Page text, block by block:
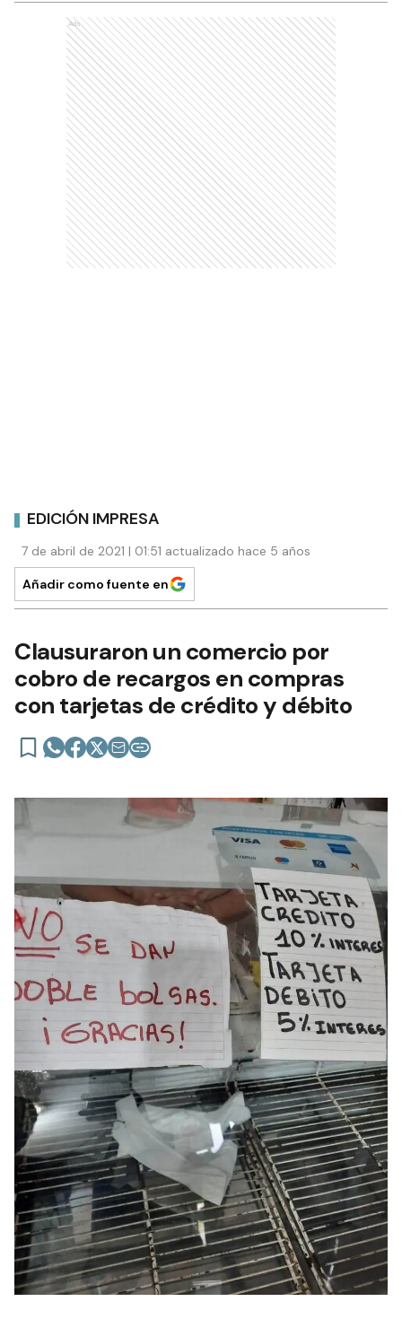
Ads
EDICIÓN IMPRESA
7 de abril de 2021 | 01:51 actualizado hace 5 años
Añadir como fuente en
Clausuraron un comercio por
cobro de recargos en compras
con tarjetas de crédito y débito